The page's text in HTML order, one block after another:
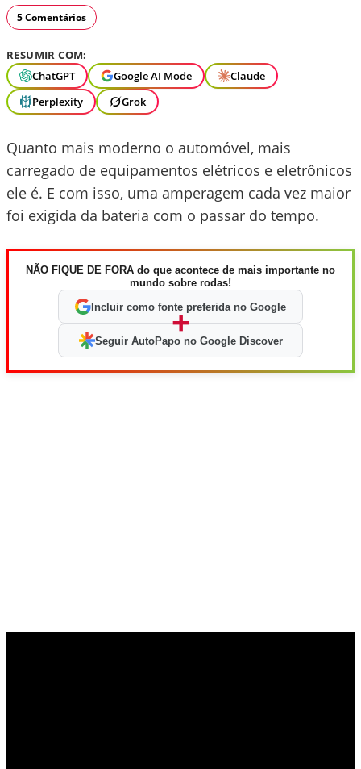
5 Comentários
RESUMIR COM:
ChatGPT
Google AI Mode
Claude
Perplexity
Grok
Quanto mais moderno o automóvel, mais
carregado de equipamentos elétricos e eletrônicos
ele é. E com isso, uma amperagem cada vez maior
foi exigida da bateria com o passar do tempo.
NÃO FIQUE DE FORA do que acontece de mais importante no
mundo sobre rodas!
Incluir como fonte preferida no Google
+
Seguir AutoPapo no Google Discover